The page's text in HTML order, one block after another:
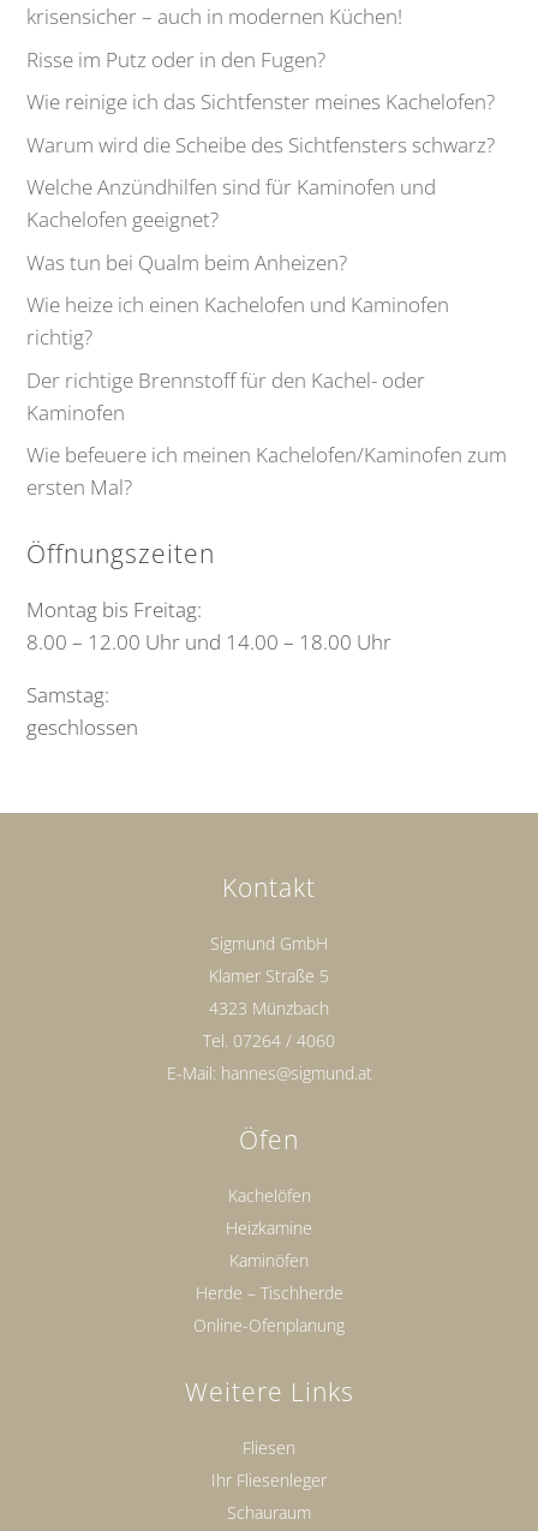
krisensicher – auch in modernen Küchen!
Risse im Putz oder in den Fugen?
Wie reinige ich das Sichtfenster meines Kachelofen?
Warum wird die Scheibe des Sichtfensters schwarz?
Welche Anzündhilfen sind für Kaminofen und
Kachelofen geeignet?
Was tun bei Qualm beim Anheizen?
Wie heize ich einen Kachelofen und Kaminofen
richtig?
Der richtige Brennstoff für den Kachel- oder
Kaminofen
Wie befeuere ich meinen Kachelofen/Kaminofen zum
ersten Mal?
Öffnungszeiten
Montag bis Freitag:
8.00 – 12.00 Uhr und 14.00 – 18.00 Uhr
Samstag:
geschlossen
Kontakt
Sigmund GmbH
Klamer Straße 5
4323 Münzbach
Tel. 07264 / 4060
E-Mail: hannes@sigmund.at
Öfen
Kachelöfen
Heizkamine
Kaminöfen
Herde – Tischherde
Online-Ofenplanung
Weitere Links
Fliesen
Ihr Fliesenleger
Schauraum